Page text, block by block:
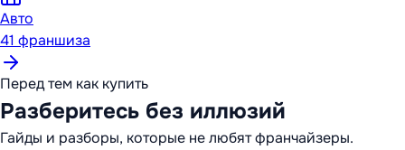
Авто
41 франшиза
Перед тем как купить
Разберитесь без иллюзий
Гайды и разборы, которые не любят франчайзеры.